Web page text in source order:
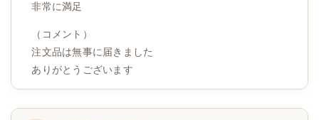
非常に満足
（コメント）
注文品は無事に届きました
ありがとうございます